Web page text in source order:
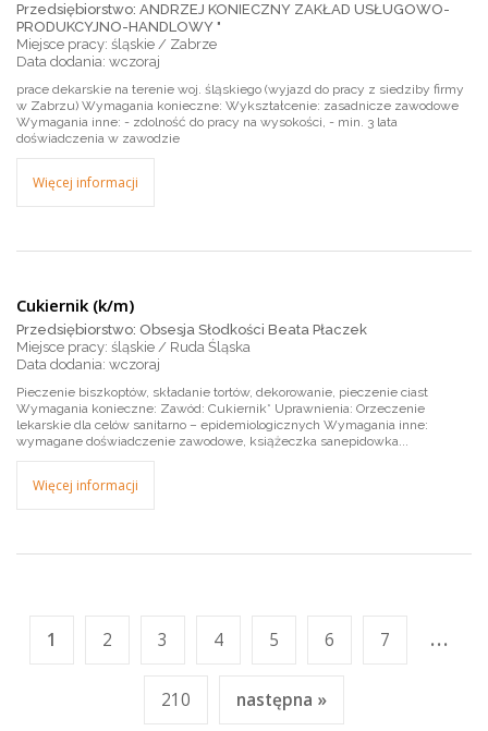
Przedsiębiorstwo: ANDRZEJ KONIECZNY ZAKŁAD USŁUGOWO-
PRODUKCYJNO-HANDLOWY "
Miejsce pracy: śląskie / Zabrze
wczoraj
prace dekarskie na terenie woj. śląskiego (wyjazd do pracy z siedziby firmy
w Zabrzu) Wymagania konieczne: Wykształcenie: zasadnicze zawodowe
Wymagania inne: - zdolność do pracy na wysokości, - min. 3 lata
doświadczenia w zawodzie
Więcej informacji
Cukiernik (k/m)
Przedsiębiorstwo: Obsesja Słodkości Beata Płaczek
Miejsce pracy: śląskie / Ruda Śląska
wczoraj
Pieczenie biszkoptów, składanie tortów, dekorowanie, pieczenie ciast
Wymagania konieczne: Zawód: Cukiernik* Uprawnienia: Orzeczenie
lekarskie dla celów sanitarno – epidemiologicznych Wymagania inne:
wymagane doświadczenie zawodowe, książeczka sanepidowka...
Więcej informacji
1 2 3 4 5 6 7 ...
210 następna »